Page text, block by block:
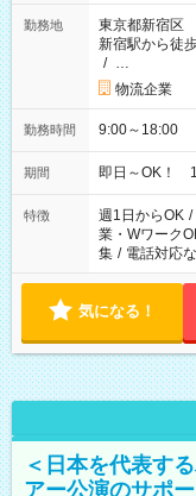
勤務地
東京都新宿区
新宿駅から徒
/ …
物流企業
勤務時間 9:00～18:00
期間 即日～OK！ 1
特徴 週1日からOK /
業・Wワーク
集 / 電話対応
気になる！
＜日本を代表す
アー公演のサポ